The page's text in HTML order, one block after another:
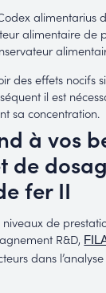
alimentarius
alimentaire de
des effets nocifs
il est
sa concentration.
à vos
de
fer II
de
R&D,
dans